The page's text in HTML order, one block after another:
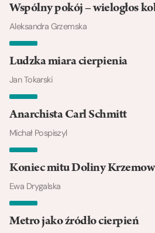
Wspólny pokój – wielogłos
Aleksandra Grzemska
Ludzka miara cierpienia
Jan Tokarski
Anarchista Carl Schmitt
Michał Pospiszyl
Koniec mitu Doliny
Ewa Drygalska
Metro jako źródło cierpień